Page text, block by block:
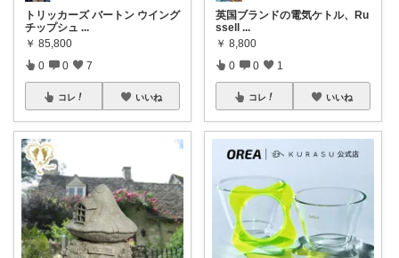
トリッカーズ バートン ウイング
チップシュ ...
￥ 85,800
0 0 7
コレ いいね
英国ブランドの電気ケトル、Ru
ssell ...
￥ 8,800
0 0 1
コレ いいね